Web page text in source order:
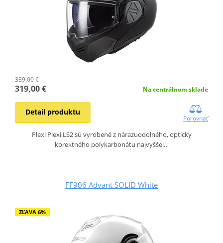
339,00 €
319,00 € Na centrálnom sklade
Detail produktu
Porovnať
Plexi Plexi LS2 sú vyrobené z nárazuodolného, opticky
korektného polykarbonátu najvyššej…
FF906 Advant SOLID White
ZĽAVA 6%